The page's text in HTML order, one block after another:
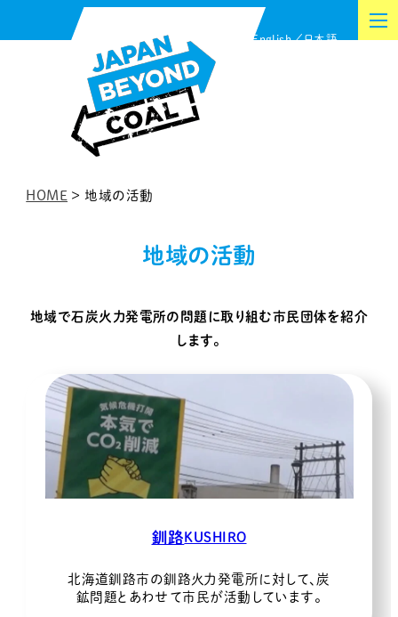
容
English 日本語
HOME >地域の活動
地域の活動
地域で石炭火力発電所の問題に取り組む市民団体を紹介
します。
釧路 KUSHIRO
北海道釧路市の釧路火力発電所に対して、炭
鉱問題とあわせて市民が活動しています。